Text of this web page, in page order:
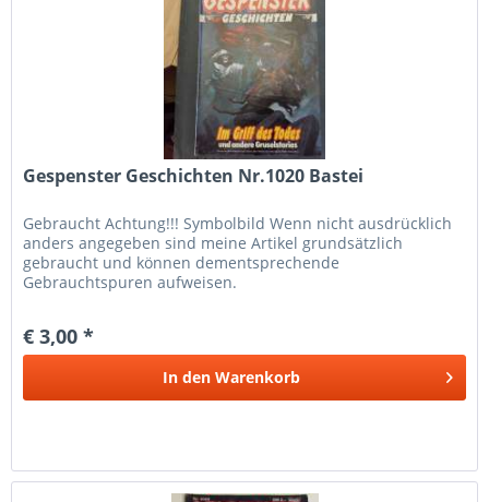
Gespenster Geschichten Nr.1020 Bastei
Gebraucht Achtung!!! Symbolbild Wenn nicht ausdrücklich
anders angegeben sind meine Artikel grundsätzlich
gebraucht und können dementsprechende
Gebrauchtspuren aufweisen.
€ 3,00 *
In den Warenkorb